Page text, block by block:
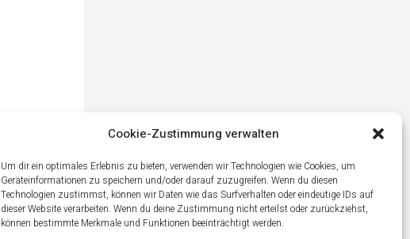
Cookie-Zustimmung verwalten
Um dir ein optimales Erlebnis zu bieten, verwenden wir Technologien wie Cookies, um
Geräteinformationen zu speichern und/oder darauf zuzugreifen. Wenn du diesen
Technologien zustimmst, können wir Daten wie das Surfverhalten oder eindeutige IDs auf
dieser Website verarbeiten. Wenn du deine Zustimmung nicht erteilst oder zurückziehst,
können bestimmte Merkmale und Funktionen beeinträchtigt werden.